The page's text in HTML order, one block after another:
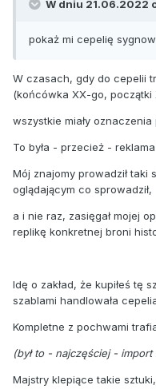
W dniu 21.06.2022
pokaż mi cepelię
W czasach, gdy do cepelii
(końcówka XX-go, początki
wszystkie miały
To była - przecież -
Mój znajomy prowadził taki
oglądającym co sprowadził,
a i nie raz, zasięgał mojej
replikę konkretnej broni
Idę o zakład, że kupiłeś tę
szablami handlowała
Kompletne z pochwami
(był to - najczęściej - import
Majstry klepiące takie